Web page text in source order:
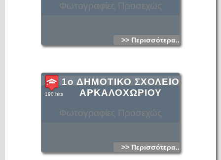
Φωτογραφίες Προσεχώς
>> Περισσότερα...
Φωτογραφίες Προσεχώς
1ο ΔΗΜΟΤΙΚΟ ΣΧΟΛΕΙΟ
ΑΡΚΑΛΟΧΩΡΙΟΥ
190 hits
>> Περισσότερα...